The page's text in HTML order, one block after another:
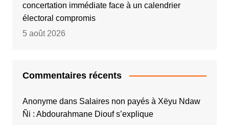
concertation immédiate face à un calendrier
électoral compromis
5 août 2026
Commentaires récents
Anonymedans Salaires non payés à Xëyu Ndaw
Ñi : Abdourahmane Diouf s’explique